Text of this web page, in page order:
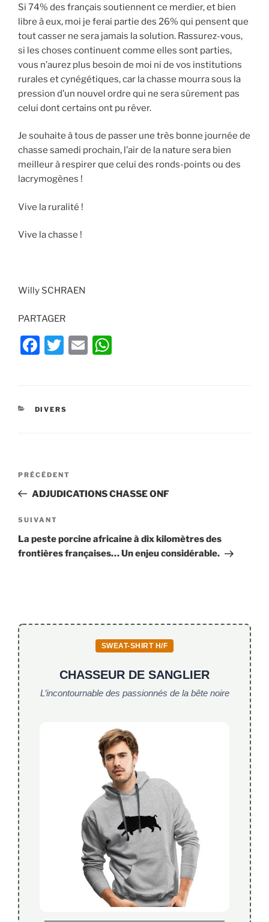
Si 74% des français soutiennent ce merdier, et bien
libre à eux, moi je ferai partie des 26% qui pensent que
tout casser ne sera jamais la solution. Rassurez-vous,
si les choses continuent comme elles sont parties,
vous n’aurez plus besoin de moi ni de vos institutions
rurales et cynégétiques, car la chasse mourra sous la
pression d’un nouvel ordre qui ne sera sûrement pas
celui dont certains ont pu rêver.
Je souhaite à tous de passer une très bonne journée de
chasse samedi prochain, l’air de la nature sera bien
meilleur à respirer que celui des ronds-points ou des
lacrymogènes !
Vive la ruralité !
Vive la chasse !
Willy SCHRAEN
PARTAGER
F
e
k
T
er
E
CATÉGORIES
DIVERS
Navigation
l’article
Article
précédent
PRÉCÉDENT
ADJUDICATIONS CHASSE ONF
Article
suivant
SUIVANT
La peste porcine africaine à dix kilomètres des
frontières françaises… Un enjeu considérable.
SWEAT-SHIRT H/F
CHASSEUR DE SANGLIER
L’incontournable des passionnés de la bête noire